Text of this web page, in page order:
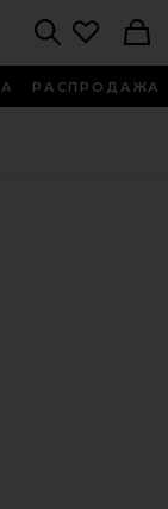
РАСПРОДАЖА
SLEEP